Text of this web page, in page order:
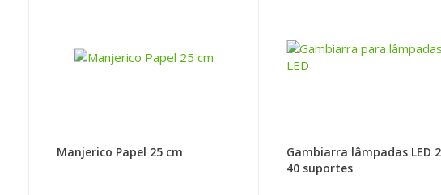
Manjerico Papel 25 cm
Gambiarra lâmpadas LED
40 suportes